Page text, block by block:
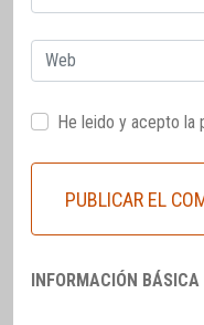
electrónico
Web
He leido y acepto la
INFORMACIÓN BÁSICA